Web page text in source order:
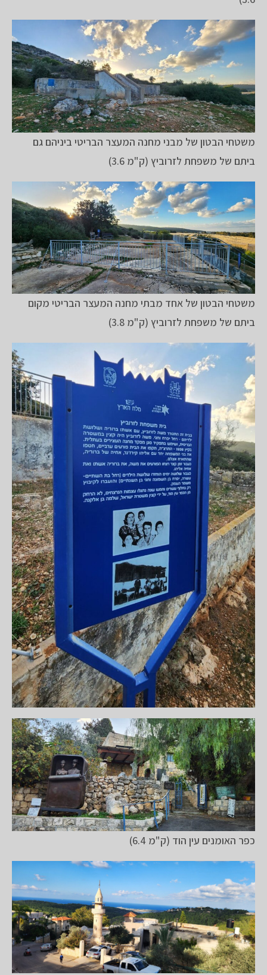
משטחי הבטון של מבני מחנה המעצר הבריטי ביניהם גם
ביתם של משפחת לזרוביץ (ק"מ 3.6)
משטחי הבטון של אחד מבתי מחנה המעצר הבריטי מקום
ביתם של משפחת לזרוביץ (ק"מ 3.8)
כפר האומנים עין הוד (ק"מ 6.4)